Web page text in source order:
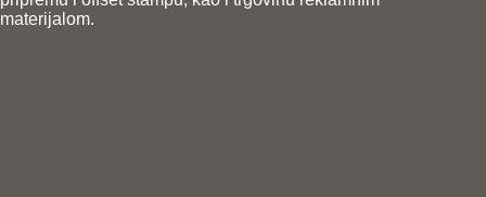
materijalom.